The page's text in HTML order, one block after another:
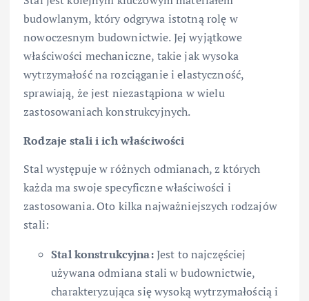
budowlanym, który odgrywa istotną rolę w
nowoczesnym budownictwie. Jej wyjątkowe
właściwości mechaniczne, takie jak wysoka
wytrzymałość na rozciąganie i elastyczność,
sprawiają, że jest niezastąpiona w wielu
zastosowaniach konstrukcyjnych.
Rodzaje stali i ich właściwości
Stal występuje w różnych odmianach, z których
każda ma swoje specyficzne właściwości i
zastosowania. Oto kilka najważniejszych rodzajów
stali:
Stal konstrukcyjna:Jest to najczęściej
używana odmiana stali w budownictwie,
charakteryzująca się wysoką wytrzymałością i